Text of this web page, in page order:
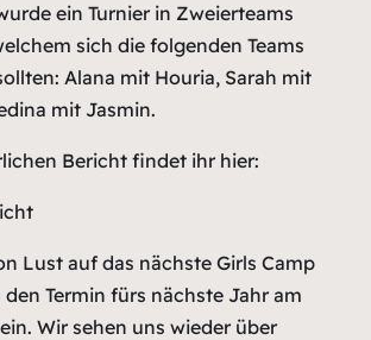
ein Turnier in Zweierteams
sich die folgenden Teams
Alana mit Houria, Sarah mit
mit Jasmin.
Bericht findet ihr hier:
Lust auf das nächste Girls Camp
Termin fürs nächste Jahr am
Wir sehen uns wieder über